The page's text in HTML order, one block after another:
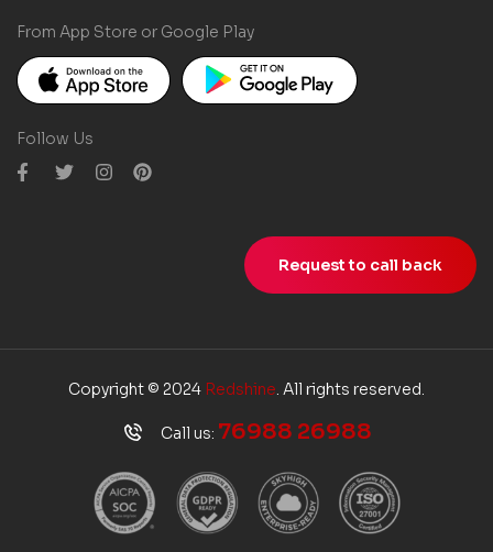
From App Store or Google Play
Follow Us
Request to call back
Copyright © 2024 Redshine. All rights reserved.
Call us: 76988 26988